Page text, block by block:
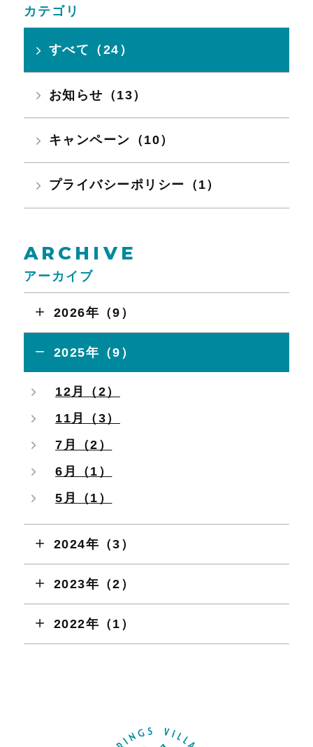
カテゴリ
すべて（24）
お知らせ（13）
キャンペーン（10）
プライバシーポリシー（1）
ARCHIVE
アーカイブ
2026年（9）
2025年（9）
12月（2）
11月（3）
7月（2）
6月（1）
5月（1）
2024年（3）
2023年（2）
2022年（1）